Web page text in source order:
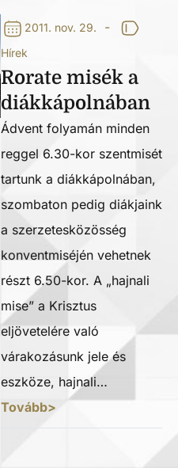
2011. nov. 29. -
Hírek
Rorate misék a
diákkápolnában
Ádvent folyamán minden
reggel 6.30-kor szentmisét
tartunk a diákkápolnában,
szombaton pedig diákjaink
a szerzetesközösség
konventmiséjén vehetnek
részt 6.50-kor. A „hajnali
mise” a Krisztus
eljövetelére való
várakozásunk jele és
eszköze, hajnali…
Tovább>